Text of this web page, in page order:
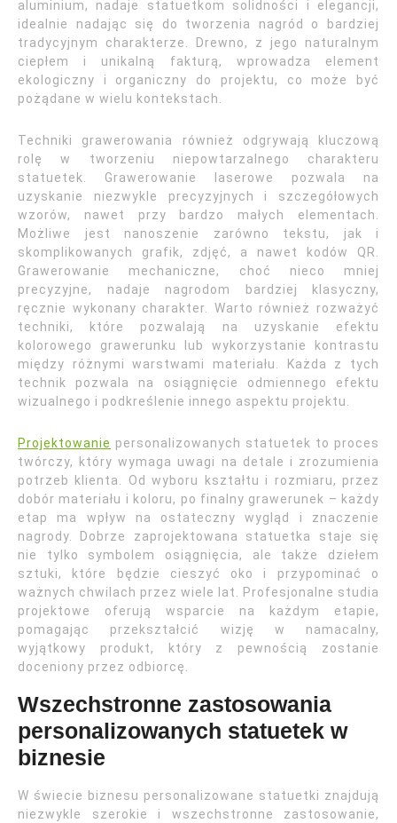
aluminium, nadaje statuetkom solidności i elegancji,
idealnie nadając się do tworzenia nagród o bardziej
tradycyjnym charakterze. Drewno, z jego naturalnym
ciepłem i unikalną fakturą, wprowadza element
ekologiczny i organiczny do projektu, co może być
pożądane w wielu kontekstach.
Techniki grawerowania również odgrywają kluczową
rolę w tworzeniu niepowtarzalnego charakteru
statuetek. Grawerowanie laserowe pozwala na
uzyskanie niezwykle precyzyjnych i szczegółowych
wzorów, nawet przy bardzo małych elementach.
Możliwe jest nanoszenie zarówno tekstu, jak i
skomplikowanych grafik, zdjęć, a nawet kodów QR.
Grawerowanie mechaniczne, choć nieco mniej
precyzyjne, nadaje nagrodom bardziej klasyczny,
ręcznie wykonany charakter. Warto również rozważyć
techniki, które pozwalają na uzyskanie efektu
kolorowego grawerunku lub wykorzystanie kontrastu
między różnymi warstwami materiału. Każda z tych
technik pozwala na osiągnięcie odmiennego efektu
wizualnego i podkreślenie innego aspektu projektu.
Projektowanie personalizowanych statuetek to proces
twórczy, który wymaga uwagi na detale i zrozumienia
potrzeb klienta. Od wyboru kształtu i rozmiaru, przez
dobór materiału i koloru, po finalny grawerunek – każdy
etap ma wpływ na ostateczny wygląd i znaczenie
nagrody. Dobrze zaprojektowana statuetka staje się
nie tylko symbolem osiągnięcia, ale także dziełem
sztuki, które będzie cieszyć oko i przypominać o
ważnych chwilach przez wiele lat. Profesjonalne studia
projektowe oferują wsparcie na każdym etapie,
pomagając przekształcić wizję w namacalny,
wyjątkowy produkt, który z pewnością zostanie
doceniony przez odbiorcę.
Wszechstronne zastosowania
personalizowanych statuetek w
biznesie
W świecie biznesu personalizowane statuetki znajdują
niezwykle szerokie i wszechstronne zastosowanie,